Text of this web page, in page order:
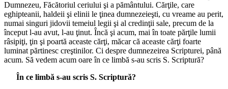
Dumnezeu, Făcătoriul ceriului şi a pământului. Cărţile, care
eghipteanii, haldeii şi elinii le ţinea dumnezeieşti, cu vreame au perit,
numai singuri jidovii temeiul legii şi al credinţii sale, precum de la
început l-au avut, l-au ţinut. Încă şi acum, mai în toate părţile lumii
râsipiţi, ţin şi poartă aceaste cărţi, măcar că aceaste cărţi foarte
luminat părtinesc creştinilor. Ci despre dumnezeirea Scripturei, până
acum. Să vedem acum oare în ce limbă s-au scris S. Scriptură?
În ce limbă s-au scris S. Scriptură?